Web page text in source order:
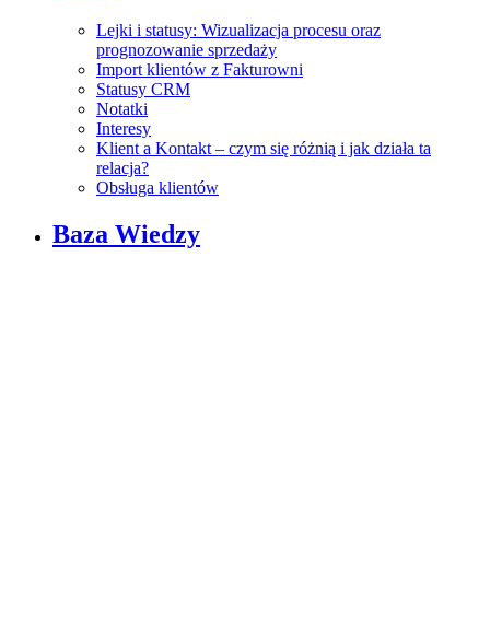
Lejki i statusy: Wizualizacja procesu oraz
prognozowanie sprzedaży
Import klientów z Fakturowni
Statusy CRM
Notatki
Interesy
Klient a Kontakt – czym się różnią i jak działa ta
relacja?
Obsługa klientów
Baza Wiedzy